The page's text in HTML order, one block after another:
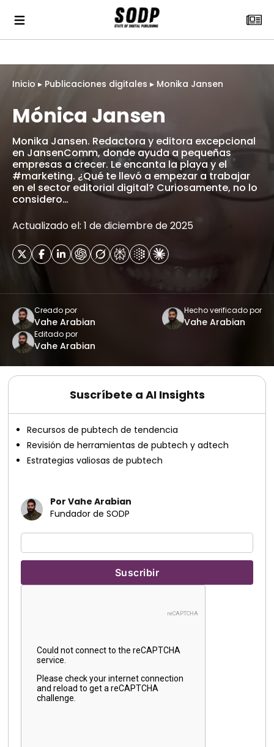
Inicio ▸ Publicaciones digitales ▸ Monika Jansen
Mónica Jansen
Monika Jansen. Redactora y editora excepcional
en JansenComm, donde ayuda a pequeñas
empresas a crecer. Le encanta la playa y el
#marketing. ¿Qué te llevó a empezar a trabajar
en el sector editorial digital? Curiosamente, no lo
considero…
Actualizado el: 1 de diciembre de 2025
Creado por
Vahe Arabian
Hecho verificado por
Vahe Arabian
Editado por
Vahe Arabian
Suscríbete a AI Insights
Recursos de pubtech de tendencia
Revisión de herramientas de pubtech y adtech
Estrategias valiosas de pubtech
Por Vahe Arabian
Fundador de SODP